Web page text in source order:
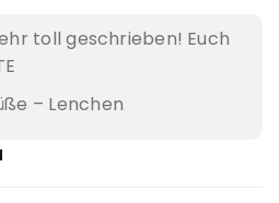
toll geschrieben! Euch
– Lenchen